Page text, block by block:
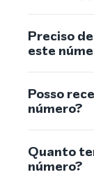
Preciso
este
Posso
número?
Quanto
número?